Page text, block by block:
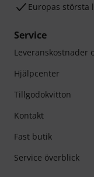
Europas största
Service
Leveranskostnader
Hjälpcenter
Tillgodokvitton
Kontakt
Fast butik
Service överblick